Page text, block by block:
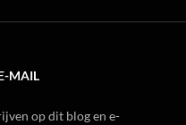
MAIL
op dit blog en e-